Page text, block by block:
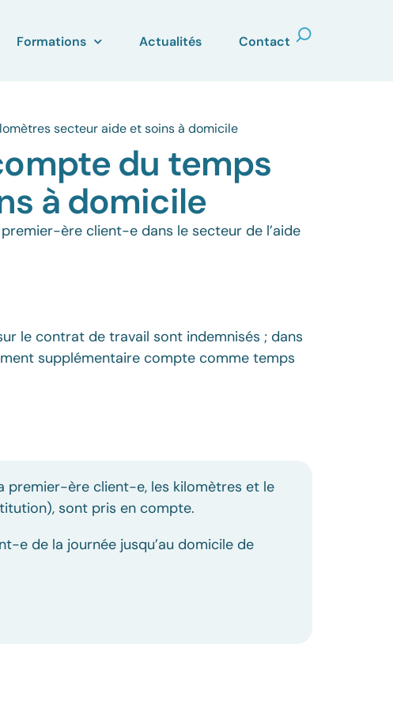
Formations Actualités Contact
secteur aide et soins à domicile
du temps
à domicile
ère client-e dans le secteur de l’aide
le contrat de travail sont indemnisés ; dans
supplémentaire compte comme temps
premier-ère client-e, les kilomètres et le
sont pris en compte.
e de la journée jusqu’au domicile de